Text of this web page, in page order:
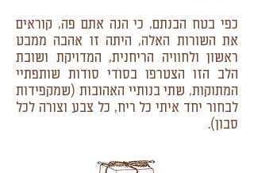
כפי בטח הבנתם, כי הנה אתם פה, קוראים
את השורות האלה, היתה זו אהבה ממבט
ראשון ולחוויה הריחנית, המדויקת ושובת
הלב הזו הצטרפו בסודי סודות שותפתיי
המתוקות, שתי בנותיי האהובות (שמקפידות
לבחור יחד איתי כל ריח, כל צבע וצורה לכל
סבון).